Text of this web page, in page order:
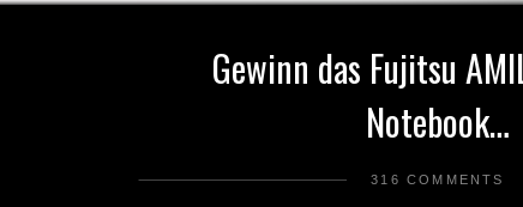
Gewinn das Fujitsu
Notebook…
316 COMMENTS